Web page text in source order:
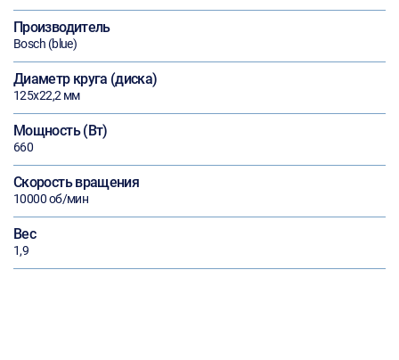
Производитель
Bosch (blue)
Диаметр круга (диска)
125х22,2 мм
Мощность (Вт)
660
Скорость вращения
10000 об/мин
Вес
1,9